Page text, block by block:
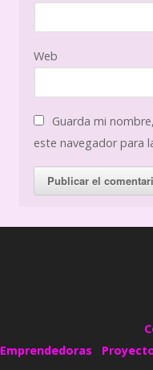
Web
Guarda mi
este navegador para
Emprendedoras